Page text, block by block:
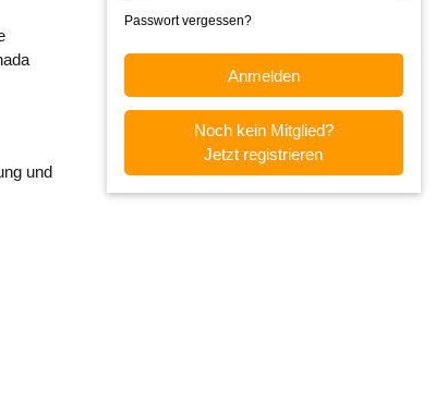
und
Passwort vergessen?
Noch kein Mitglied?
Jetzt registrieren